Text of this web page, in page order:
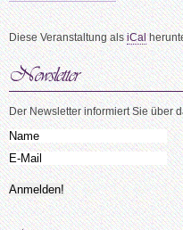
Diese Veranstaltung alsiCal
Der Newsletter informiert Sie über